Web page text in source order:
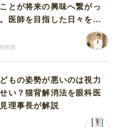
とが将来の興味へ繋がっ
医師を目指した日々を振
間前
もの姿勢が悪いのは視力
い？猫背解消法を眼科医
理事長が解説